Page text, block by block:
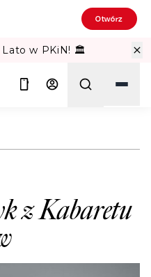
Otwórz
Lato w PKiN! 🏛️
KORÓLCZYK Z KABARETU
z Kabaretu